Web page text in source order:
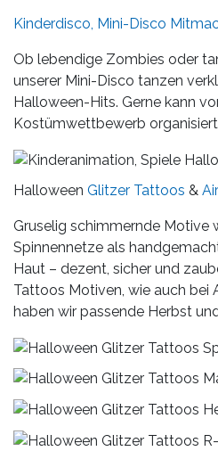
Kinderdisco, Mini-Disco
Ob lebendige Zombies oder
unserer Mini-Disco tanzen
Halloween-Hits. Gerne kann
Kostümwettbewerb
Halloween Glitzer Tattoos &
Gruselig schimmernde Motive
Spinnennetze als
Haut – dezent, sicher und
Tattoos Motiven, wie auch bei
haben wir passende Herbst